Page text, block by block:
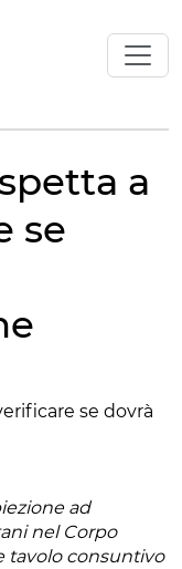
le
a
se
ad
nel Corpo
tavolo consuntivo